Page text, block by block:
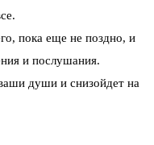
пока еще не поздно, и
и послушания.
души и снизойдет на